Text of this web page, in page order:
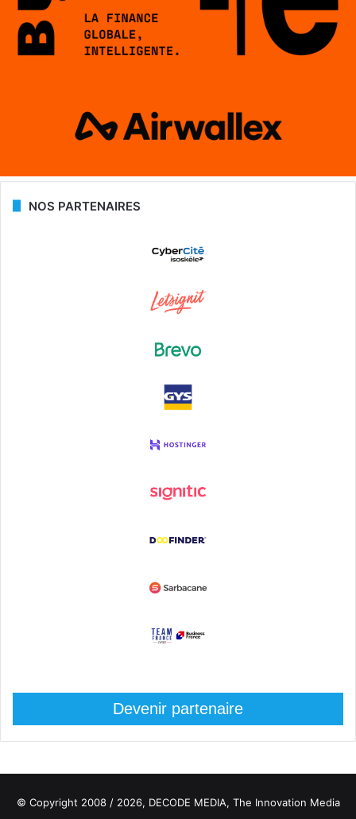
NOS PARTENAIRES
Devenir partenaire
© Copyright 2008 / 2026, DECODE MEDIA, The Innovation Media